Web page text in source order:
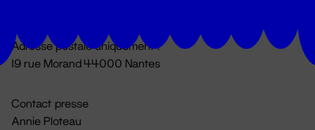
Adresse postale uniquement :
19 rue Morand 44000 Nantes
Contact presse
Annie Ploteau